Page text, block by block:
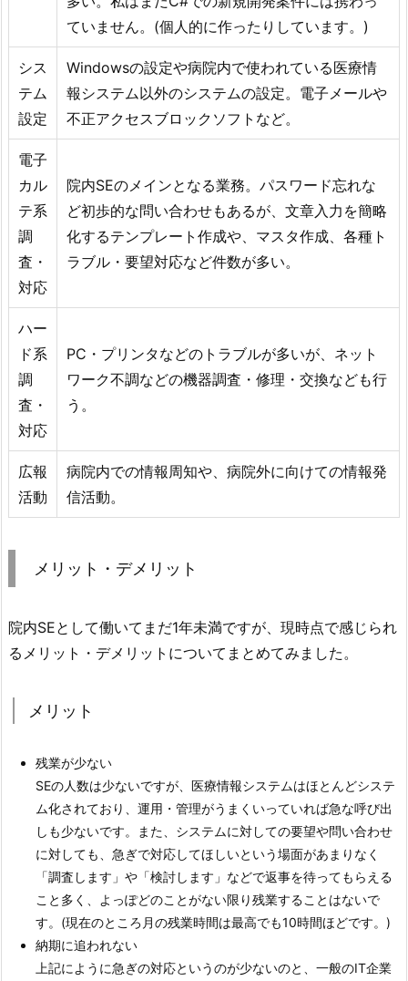
ていません。(個人的に作ったりしています。)
シス
テム
設定
Windowsの設定や病院内で使われている医療情
報システム以外のシステムの設定。電子メールや
不正アクセスブロックソフトなど。
電子
カル
テ系
調
査・
対応
院内SEのメインとなる業務。パスワード忘れな
ど初歩的な問い合わせもあるが、文章入力を簡略
化するテンプレート作成や、マスタ作成、各種ト
ラブル・要望対応など件数が多い。
ハー
ド系
調
査・
対応
PC・プリンタなどのトラブルが多いが、ネット
ワーク不調などの機器調査・修理・交換なども行
う。
広報
活動
病院内での情報周知や、病院外に向けての情報発
信活動。
メリット・デメリット
院内SEとして働いてまだ1年未満ですが、現時点で感じられ
るメリット・デメリットについてまとめてみました。
メリット
残業が少ない
SEの人数は少ないですが、医療情報システムはほとんどシステ
ム化されており、運用・管理がうまくいっていれば急な呼び出
しも少ないです。また、システムに対しての要望や問い合わせ
に対しても、急ぎで対応してほしいという場面があまりなく
「調査します」や「検討します」などで返事を待ってもらえる
こと多く、よっぽどのことがない限り残業することはないで
す。(現在のところ月の残業時間は最高でも10時間ほどです。)
納期に追われない
上記にように急ぎの対応というのが少ないのと、一般のIT企業